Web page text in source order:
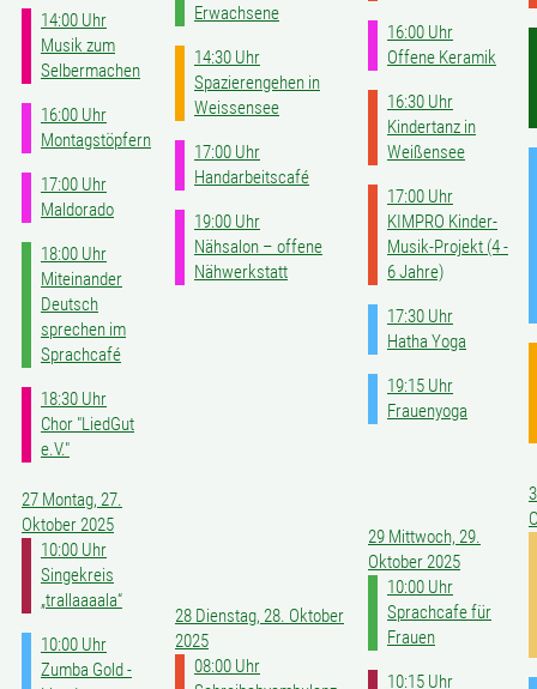
14:00 Uhr
Musik zum
Selbermachen
16:00 Uhr
Montagstöpfern
17:00 Uhr
Maldorado
18:00 Uhr
Miteinander
Deutsch
sprechen im
Sprachcafé
18:30 Uhr
Chor "LiedGut
e.V."
Erwachsene
14:30 Uhr
Spazierengehen in
Weissensee
17:00 Uhr
Handarbeitscafé
19:00 Uhr
Nähsalon – offene
Nähwerkstatt
16:00 Uhr
Offene Keramik
16:30 Uhr
Kindertanz in
Weißensee
17:00 Uhr
KIMPRO Kinder-
Musik-Projekt (4 -
6 Jahre)
17:30 Uhr
Hatha Yoga
19:15 Uhr
Frauenyoga
27 Montag, 27.
Oktober 2025
10:00 Uhr
Singekreis
„trallaaaala“
10:00 Uhr
Zumba Gold -
28 Dienstag, 28. Oktober
2025
08:00 Uhr
29 Mittwoch, 29.
Oktober 2025
10:00 Uhr
Sprachcafe für
Frauen
10:15 Uhr